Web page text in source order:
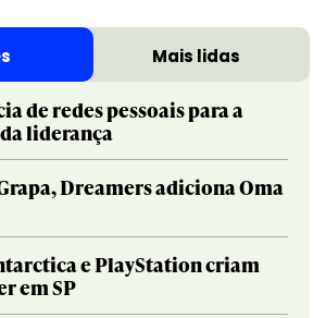
Mais lidas
de redes pessoais para a
liderança
Dreamers adiciona Oma
e PlayStation criam
em SP